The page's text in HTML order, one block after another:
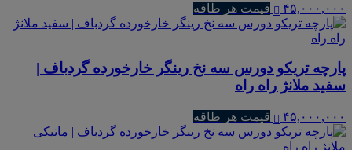
۴۵,۰۰۰,۰۰۰ قیمت هر طاقه
پارچه تریکو دورس سه نخ رینگر خارخورده گردباف |
سفید ملانژ راه راه
۴۵,۰۰۰,۰۰۰ قیمت هر طاقه